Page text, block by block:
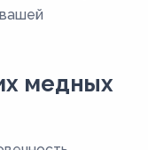
медных